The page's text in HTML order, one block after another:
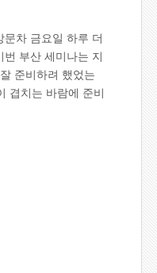
차 금요일 하루 더
부산 세미나는 지
준비하려 했었는
겹치는 바람에 준비